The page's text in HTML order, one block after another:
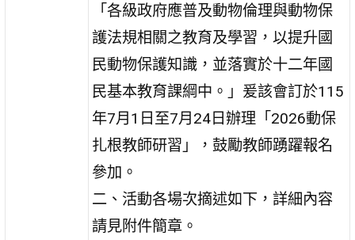
「各級政府應普及動物倫理與動物保
護法規相關之教育及學習，以提升國
民動物保護知識，並落實於十二年國
民基本教育課綱中。」爰該會訂於115
年7月1日至7月24日辦理「2026動保
扎根教師研習」，鼓勵教師踴躍報名
參加。
二、活動各場次摘述如下，詳細內容
請見附件簡章。